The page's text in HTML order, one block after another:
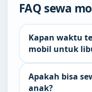
FAQ sewa
Kapan waktu
mobil untuk
Apakah bisa
anak?